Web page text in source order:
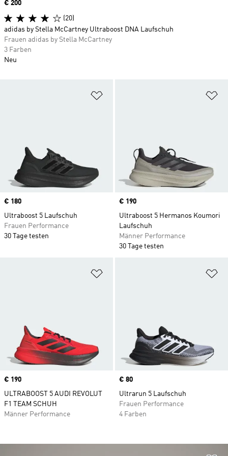
Price
€ 180
Ultraboost 5 Laufschuh
Frauen Performance
30 Tage testen
Price
€ 190
Ultraboost 5 Hermanos Koumori
Laufschuh
Männer Performance
30 Tage testen
Price
€ 190
ULTRABOOST 5 AUDI REVOLUT
F1 TEAM SCHUH
Männer Performance
Price
€ 80
Ultrarun 5 Laufschuh
Frauen Performance
4 Farben
Price
€ 200
(20)
adidas by Stella McCartney Ultraboost DNA Laufschuh
Frauen adidas by Stella McCartney
3 Farben
Neu